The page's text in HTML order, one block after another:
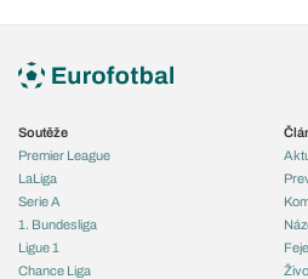
Soutěže
Premier League
LaLiga
Serie A
1. Bundesliga
Ligue 1
Chance Liga